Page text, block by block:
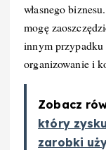
własnego
mogę
innym przypadku
organizowanie i
Zobacz
który
zarobki